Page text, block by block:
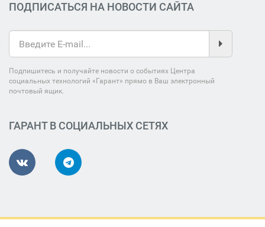
ПОДПИСАТЬСЯ НА НОВОСТИ САЙТА
Подпишитесь и получайте новости о событиях Центра
социальных технологий «Гарант» прямо в Ваш электронный
почтовый ящик.
ГАРАНТ В СОЦИАЛЬНЫХ СЕТЯХ